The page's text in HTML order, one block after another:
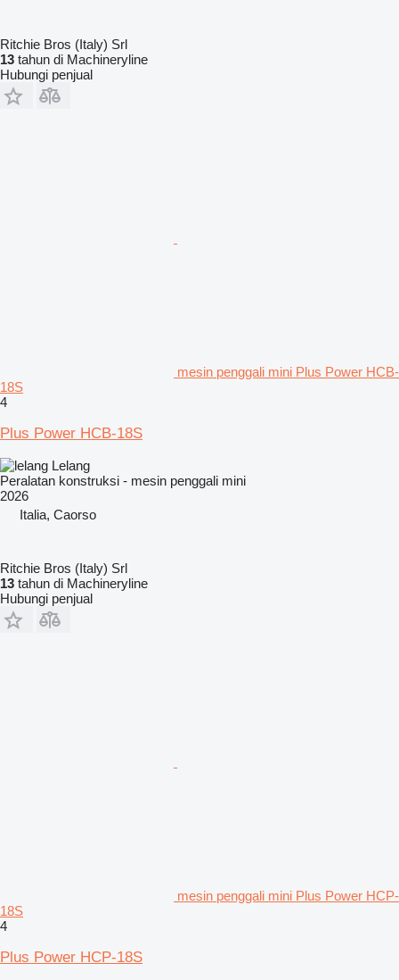
Ritchie Bros (Italy) Srl
13 tahun di Machineryline
Hubungi penjual
mesin penggali mini Plus Power HCB-
18S
4
Plus Power HCB-18S
Lelang
Peralatan konstruksi - mesin penggali mini
2026
Italia, Caorso
Ritchie Bros (Italy) Srl
13 tahun di Machineryline
Hubungi penjual
mesin penggali mini Plus Power HCP-
18S
4
Plus Power HCP-18S